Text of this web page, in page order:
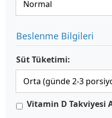
Beslenme Bilgileri
Süt Tüketimi:
Vitamin D Takviyesi